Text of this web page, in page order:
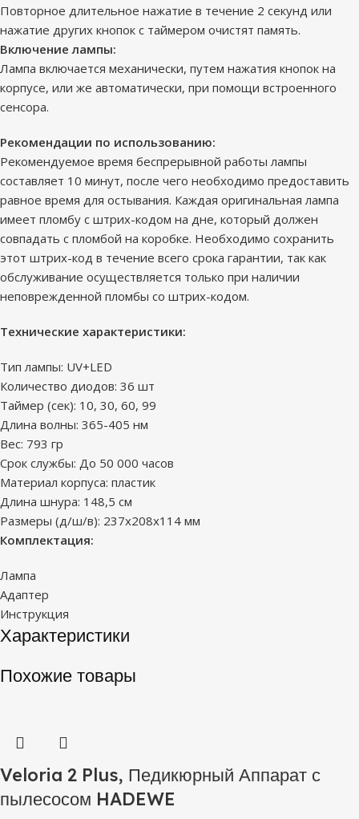
Повторное длительное нажатие в течение 2 секунд или
нажатие других кнопок с таймером очистят память.
Включение лампы:
Лампа включается механически, путем нажатия кнопок на
корпусе, или же автоматически, при помощи встроенного
сенсора.
Рекомендации по использованию:
Рекомендуемое время беспрерывной работы лампы
составляет 10 минут, после чего необходимо предоставить
равное время для остывания. Каждая оригинальная лампа
имеет пломбу с штрих-кодом на дне, который должен
совпадать с пломбой на коробке. Необходимо сохранить
этот штрих-код в течение всего срока гарантии, так как
обслуживание осуществляется только при наличии
неповрежденной пломбы со штрих-кодом.
Технические характеристики:
Тип лампы: UV+LED
Количество диодов: 36 шт
Таймер (сек): 10, 30, 60, 99
Длина волны: 365-405 нм
Вес: 793 гр
Срок службы: До 50 000 часов
Материал корпуса: пластик
Длина шнура: 148,5 см
Размеры (д/ш/в): 237х208х114 мм
Комплектация:
Лампа
Адаптер
Инструкция
Характеристики
Похожие товары
Veloria 2 Plus, Педикюрный Аппарат с
пылесосом HADEWE